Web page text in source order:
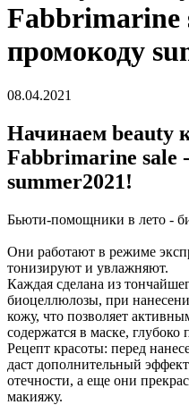
Fabbrimarine
промокоду
08.04.2021
Начинаем beauty
Fabbrimarine sale
summer2021!
Бьюти-помощники в лето -
Они работают в режиме
тонизируют и увлажняют.
Каждая сделана из
биоцеллюлозы, при
кожу, что позволяет
содержатся в маске, глубоко
Рецепт красоты: перед
даст дополнительный
отечности, а еще они
макияжу.